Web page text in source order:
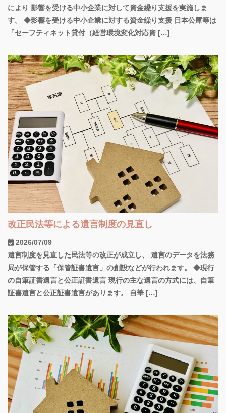
により 影響を受ける中小企業に対して資金繰り支援を実施しま
す。 ◆影響を受ける中小企業に対する資金繰り支援 日本公庫等は
「セーフティネット貸付（経営環境変化対応資 […]
改正民法等による遺言制度の見直し
2026/07/09
遺言制度を見直した民法等の改正が成立し、 遺言のデータを法務
局が保管する「保管証書遺言」の創設などが行われます。 ◆現行
の自筆証書遺言と公正証書遺言 現行の主な遺言の方式には、自筆
証書遺言と公正証書遺言があります。 自筆 […]